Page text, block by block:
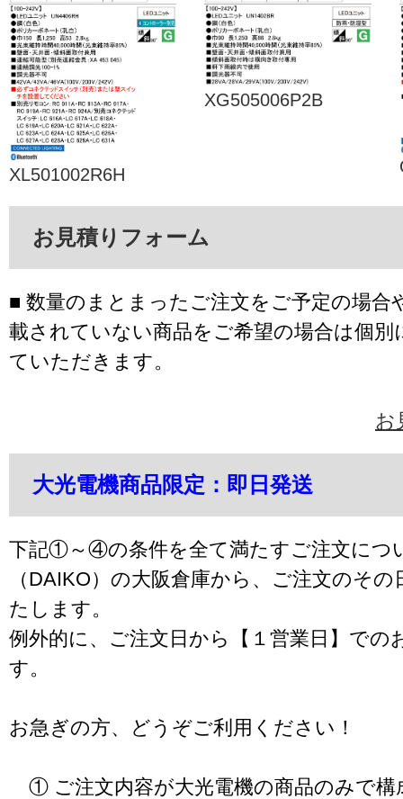
XL501002R6H
XG505006P2B
お見積りフォーム
■ 数量のまとまったご注文をご予定の場合
載されていない商品をご希望の場合は個別
ていただきます。
お
大光電機商品限定：即日発送
下記①～④の条件を全て満たすご注文につ
（DAIKO）の大阪倉庫から、ご注文のそ
たします。
例外的に、ご注文日から【１営業日】での
す。
お急ぎの方、どうぞご利用ください！
① ご注文内容が大光電機の商品のみで構